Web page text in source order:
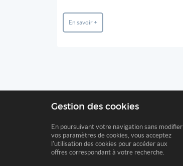
En savoir +
Gestion des cookies
En poursuivant votre navigation sans modifier
vos paramètres de cookies, vous acceptez
l'utilisation des cookies pour accéder aux
offres correspondant à votre recherche.